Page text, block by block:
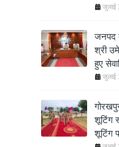
जुलाई
जनपद
श्री
हुए
जुलाई
शूटिंग
शूटिंग